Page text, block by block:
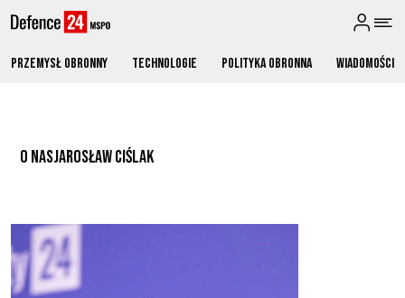
Przemysł obronny Technologie Polityka obronna Wiadomości
O NASJAROSŁAW CIŚLAK